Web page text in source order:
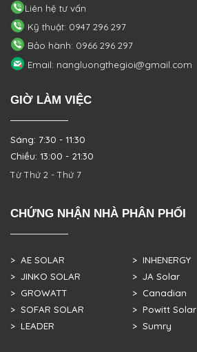
Liên hệ tư vấn
Kỹ thuật: 0947 296 297
Bảo hành: 0966 296 297
Email: nangluongthegioi@gmail.com
GIỜ LÀM VIỆC
Sáng: 7:30 - 11:30
Chiều: 13:00 - 21:30
Từ Thứ 2 - Thứ 7
CHỨNG NHẬN NHÀ PHÂN PHỐI
> AE SOLAR
> JINKO SOLAR
> GROWATT
> SOFAR SOLAR
> LEADER
> INHENERGY
> JA Solar
> Canadian
> Powitt Solar
> Sumry